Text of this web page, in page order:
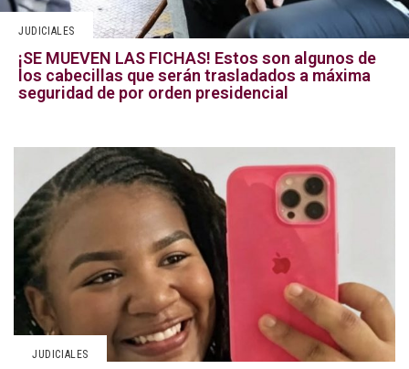
JUDICIALES
¡SE MUEVEN LAS FICHAS! Estos son algunos de
los cabecillas que serán trasladados a máxima
seguridad de por orden presidencial
JUDICIALES